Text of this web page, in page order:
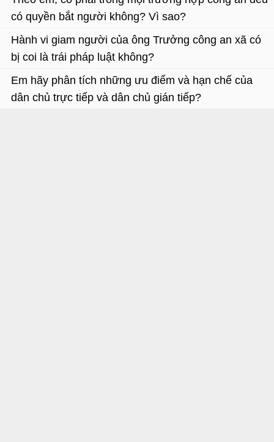
có quyền bắt người không? Vì sao?
Hành vi giam người của ông Trưởng công an xã có
bị coi là trái pháp luật không?
Em hãy phân tích những ưu điểm và hạn chế của
dân chủ trực tiếp và dân chủ gián tiếp?